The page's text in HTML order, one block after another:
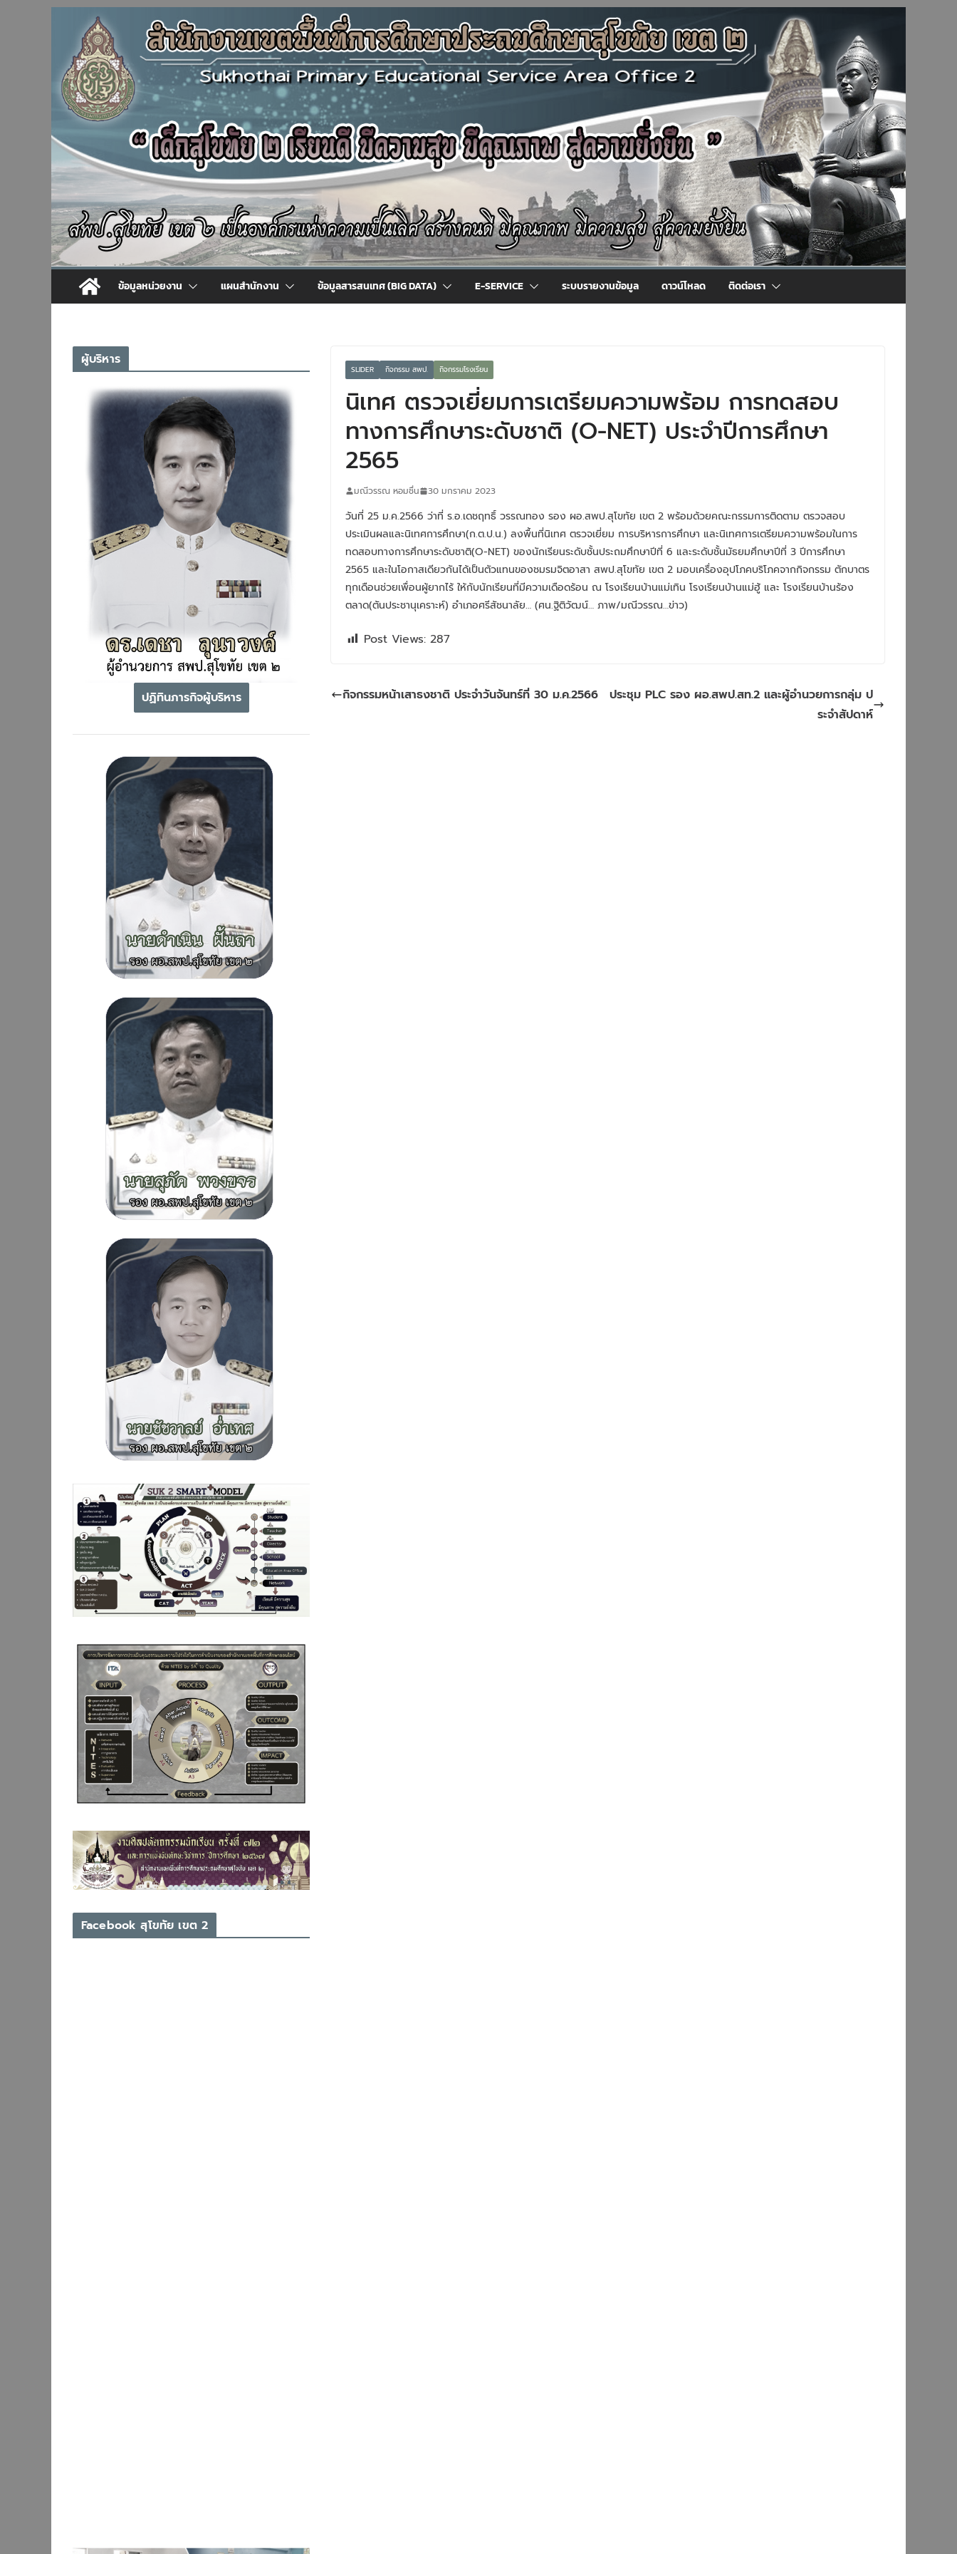
content
ข้อมูลหน่วยงาน แผนสำนักงาน ข้อมูลสารสนเทศ (BIG DATA) E-SERVICE ระบบรายงานข้อมูล ดาวน์โหลด ติดต่อเรา
SLIDER กิจกรรม สพป. กิจกรรมโรงเรียน
นิเทศ​ ตรวจเยี่ยมการเตรียมความพร้อม​ การทดสอบ
ทางการศึกษาระดับชาติ​ (O-NET)​ ประจำปีการศึกษา​
2565
มณีวรรณ หอมชื่น 30 มกราคม 2023
วันที่​ 25​ ม.ค.2566​ ว่าที่​ ร.อ.เดชฤทธิ์​ วรรณทอง​ รอง​ ผอ.สพป.สุโขทัย​ เขต​ 2​ พร้อมด้วยคณะกรรมการติดตาม​ ตรวจสอบ​
ประเมินผลและนิเทศการศึกษา(ก.ต.ป.น.)​ ลงพื้นที่นิเทศ​ ตรวจเยี่ยม​ การบริหารการศึกษา​ และนิเทศการเตรียมความพร้อมในการ
ทดสอบทางการศึกษาระดับชาติ​(O-NET)​ ของนักเรียนระดับชั้น​ประถมศึกษาปีที่​ 6​ และระดับชั้นมัธยมศึกษาปีที่​ 3​ ปีการศึกษา​
2565 และในโอกาสเดียวกันได้เป็นตัวแทนของชมรมจิตอาสา​ สพป.สุโขทัย​ เขต​ 2​ มอบเครื่องอุปโภคบริโภคจากกิจกรรม​ ตักบาตร
ทุกเดือนช่วยเพื่อนผู้ยากไร้​ ให้กับนักเรียนที่มีความเดือดร้อน​ ณ​ โรงเรียนบ้านแม่เทิน​ โรงเรียนบ้านแม่ฮู้​ และ​ โรงเรียนบ้านร้อง
ตลาด(ตันประชานุเคราะห์)​ อำเภอศรีสัชนาลัย… (ศน.ฐิติวัฒน์… ภาพ/มณีวรรณ…ข่าว)
Post Views: 287
กิจกรรมหน้าเสาธงชาติ​ ประจำวันจันทร์ที่​ 30​ ม.ค.2566
ประชุม​ PLC​ รอง​ ผอ.สพป.สท.2​ และผู้อำนวยการกลุ่ม​ ป
ระจำสัปดาห์
ผู้บริหาร
ปฏิทินภารกิจผู้บริหาร
Facebook สุโขทัย เขต 2